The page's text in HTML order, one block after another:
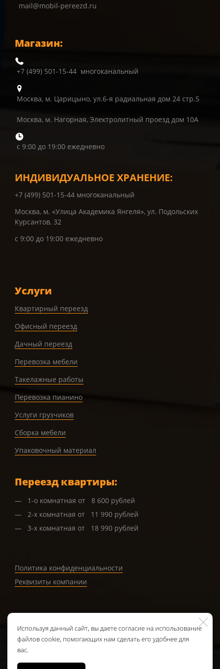
Используя данный сайт, вы даете согласие на использование
файлов cookie, помогающих нам сделать его удобнее для
вас.
mail@mobil-pereezd.ru
Магазин:
+7 (499) 501-15-44 многоканальный
Москва, м. Царицыно, ул.6-я радиальная дом 24 стр.5
Москва, м. Нагорная, Электролитный проезд дом 10А
с 9:00 до 19:00 ежедневно
ИНДИВИДУАЛЬНОЕ ХРАНЕНИЕ:
+7 (499) 501-15-44 многоканальный
Москва, м. «Улица Академика Янгеля», ул. Подольских
Курсантов, 32
с 9:00 до 19:00 ежедневно
Услуги
Квартирный переезд
Офисный переезд
Дачный переезд
Перевозка мебели
Такелажные работы
Перевозка пианино
Услуги грузчиков
Сборка мебели
Упаковочный материал
Переезд квартиры:
1-о комнатная от 8 600 рублей
2-х комнатная от 11 990 рублей
3-х комнатная от 18 990 рублей
Политика конфиденциальности
Реквизиты компании
Обратная связь